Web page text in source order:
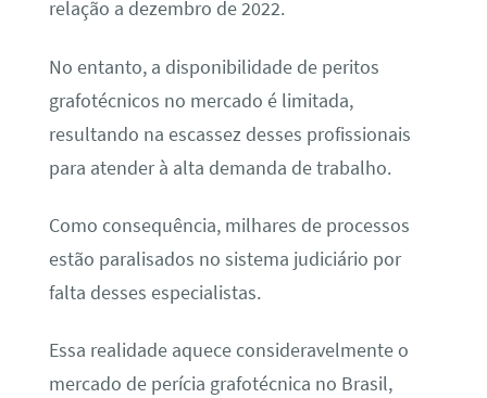
relação a dezembro de 2022.
No entanto, a disponibilidade de peritos
grafotécnicos no mercado é limitada,
resultando na escassez desses profissionais
para atender à alta demanda de trabalho.
Como consequência, milhares de processos
estão paralisados no sistema judiciário por
falta desses especialistas.
Essa realidade aquece consideravelmente o
mercado de perícia grafotécnica no Brasil,